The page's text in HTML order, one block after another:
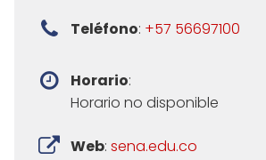
Teléfono: +57 56697100
Horario:
Horario no disponible
Web: sena.edu.co